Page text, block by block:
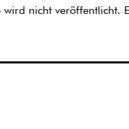
wird nicht veröffentlicht.